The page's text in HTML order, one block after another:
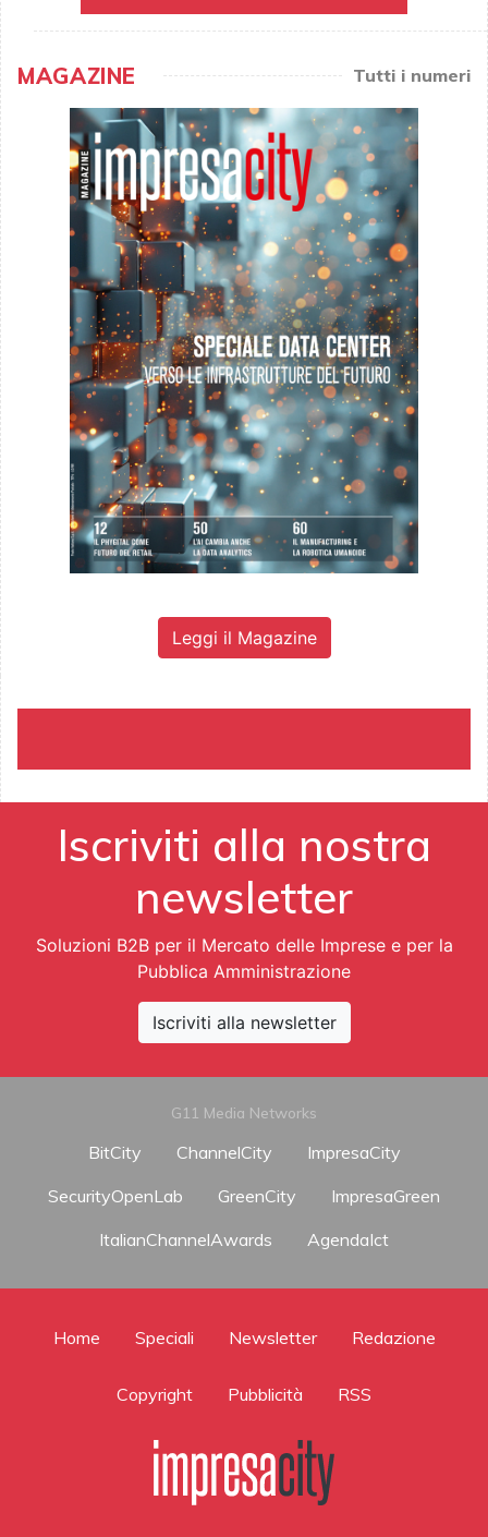
MAGAZINE Tutti i numeri
Leggi il Magazine
Iscriviti alla nostra
newsletter
Soluzioni B2B per il Mercato delle Imprese e per la
Pubblica Amministrazione
Iscriviti alla newsletter
G11 Media Networks
BitCity ChannelCity
ImpresaCity
SecurityOpenLab
GreenCity
ImpresaGreen
ItalianChannelAwards
AgendaIct
Home Speciali Newsletter Redazione
Copyright Pubblicità RSS